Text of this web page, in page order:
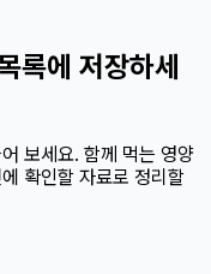
록에 저장하세
보세요. 함께 먹는 영양
확인할 자료로 정리할